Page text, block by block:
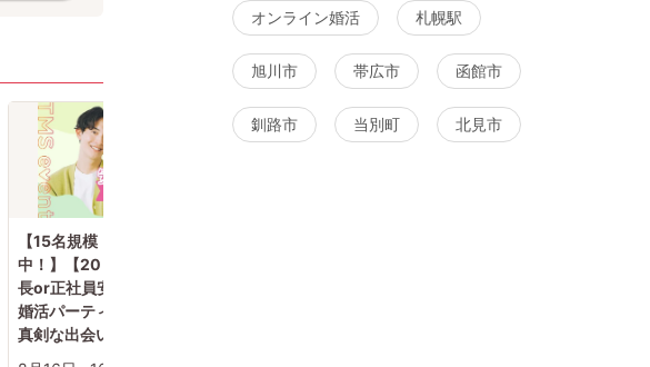
【15名規模！ 男性ご予約先行
中！】【20･30代中心★高身
長or正社員安定収入男性編】
婚活パーティー・街コン ～
真剣な出会い～
オンライン婚活 札幌駅
旭川市 帯広市 函館市
釧路市 当別町 北見市